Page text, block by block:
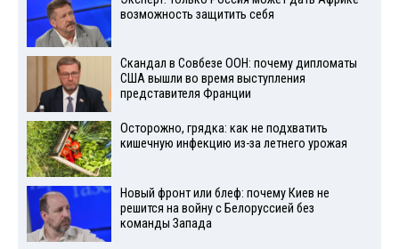
возможность защитить себя
Скандал в Совбезе ООН: почему дипломаты
США вышли во время выступления
представителя Франции
Осторожно, грядка: как не подхватить
кишечную инфекцию из-за летнего урожая
Новый фронт или блеф: почему Киев не
решится на войну с Белоруссией без
команды Запада